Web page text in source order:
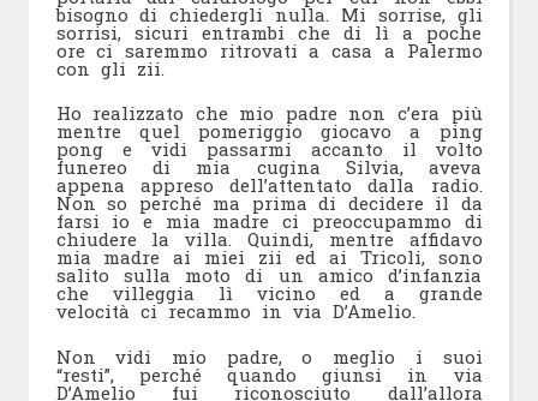
bisogno di chiedergli nulla. Mi sorrise, gli
sorrisi, sicuri entrambi che di lì a poche
ore ci saremmo ritrovati a casa a Palermo
con gli zii.
Ho realizzato che mio padre non c’era più
mentre quel pomeriggio giocavo a ping
pong e vidi passarmi accanto il volto
funereo di mia cugina Silvia, aveva
appena appreso dell’attentato dalla radio.
Non so perché ma prima di decidere il da
farsi io e mia madre ci preoccupammo di
chiudere la villa. Quindi, mentre affidavo
mia madre ai miei zii ed ai Tricoli, sono
salito sulla moto di un amico d’infanzia
che villeggia lì vicino ed a grande
velocità ci recammo in via D’Amelio.
Non vidi mio padre, o meglio i suoi
“resti”, perché quando giunsi in via
D’Amelio fui riconosciuto dall’allora